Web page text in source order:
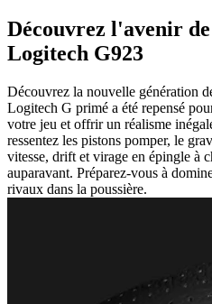
Découvrez l'avenir
Logitech G923
Découvrez la nouvelle génération
Logitech G primé a été repensé
votre jeu et offrir un réalisme
ressentez les pistons pomper, le
vitesse, drift et virage en épingle à
auparavant. Préparez-vous à
rivaux dans la poussière.